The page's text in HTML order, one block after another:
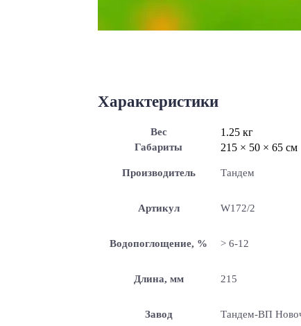
Характеристики
Вес 1.25 кг
Габариты 215 × 50 × 65 см
Производитель Тандем
Артикул W172/2
Водопоглощение, % > 6-12
Длина, мм 215
Завод Тандем-ВП